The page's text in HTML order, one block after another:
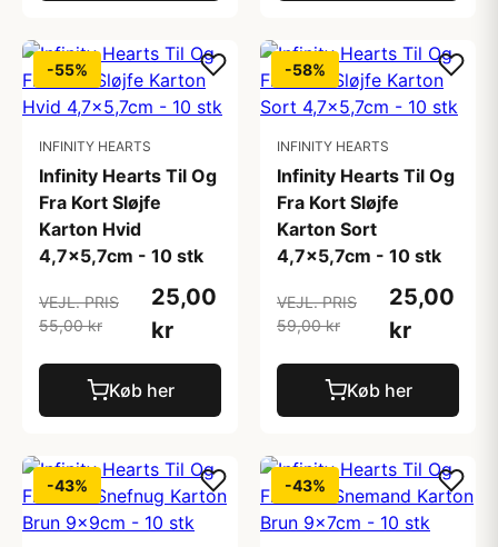
-55%
INFINITY HEARTS
Infinity Hearts Til Og
Fra Kort Sløjfe
Karton Hvid
4,7x5,7cm - 10 stk
VEJL. PRIS
55,00 kr
25,00
kr
Køb her
-58%
INFINITY HEARTS
Infinity Hearts Til Og
Fra Kort Sløjfe
Karton Sort
4,7x5,7cm - 10 stk
VEJL. PRIS
59,00 kr
25,00
kr
Køb her
-43% -43%